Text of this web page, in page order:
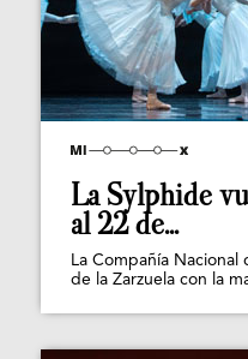
La Sylphide
al 22 de...
La Compañía Nacional
de la Zarzuela con la